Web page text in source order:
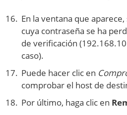
En la ventana que
cuya contraseña se ha
de verificación
caso).
Puede hacer clic en
comprobar el host de
Por último, haga clic en